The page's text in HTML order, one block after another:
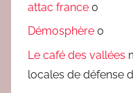
attac france 0
Démosphère 0
Le café des vallées
locales de défense